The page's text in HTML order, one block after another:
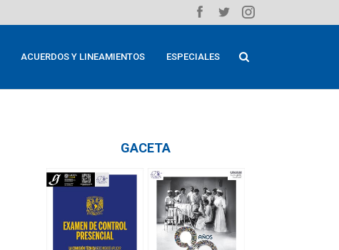
ACUERDOS Y LINEAMIENTOS ESPECIALES
GACETA